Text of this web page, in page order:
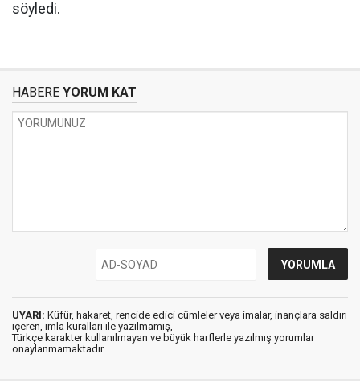
söyledi.
HABERE YORUM KAT
UYARI: Küfür, hakaret, rencide edici cümleler veya imalar, inançlara saldırı
içeren, imla kuralları ile yazılmamış,
Türkçe karakter kullanılmayan ve büyük harflerle yazılmış yorumlar
onaylanmamaktadır.